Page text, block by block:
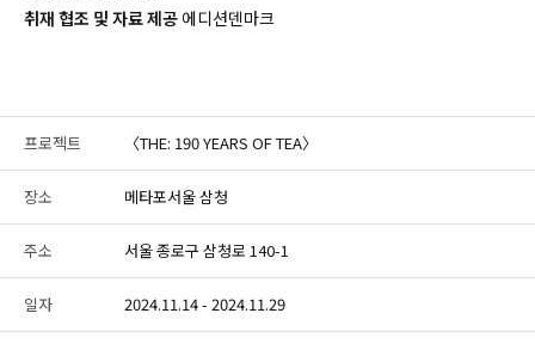
취재 협조 및 자료 제공 에디션덴마크
프로젝트 〈THE: 190 YEARS OF TEA〉
장소 메타포서울 삼청
주소 서울 종로구 삼청로 140-1
일자 2024.11.14 - 2024.11.29